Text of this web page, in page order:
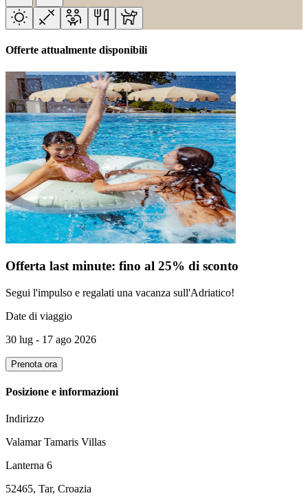
Offerte attualmente disponibili
Offerta last minute: fino al 25% di sconto
Segui l'impulso e regalati una vacanza sull'Adriatico!
Date di viaggio
30 lug - 17 ago 2026
Prenota ora
Posizione e informazioni
Indirizzo
Valamar Tamaris Villas
Lanterna 6
52465, Tar, Croazia